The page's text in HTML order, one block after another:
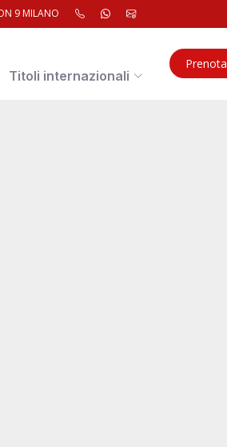
9 MILANO
Titoli internazionali